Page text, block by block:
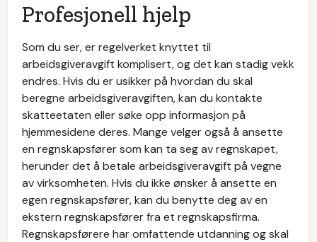
Profesjonell hjelp
Som du ser, er regelverket knyttet til
arbeidsgiveravgift komplisert, og det kan stadig vekk
endres. Hvis du er usikker på hvordan du skal
beregne arbeidsgiveravgiften, kan du kontakte
skatteetaten eller søke opp informasjon på
hjemmesidene deres. Mange velger også å ansette
en regnskapsfører som kan ta seg av regnskapet,
herunder det å betale arbeidsgiveravgift på vegne
av virksomheten. Hvis du ikke ønsker å ansette en
egen regnskapsfører, kan du benytte deg av en
ekstern regnskapsfører fra et regnskapsfirma.
Regnskapsførere har omfattende utdanning og skal